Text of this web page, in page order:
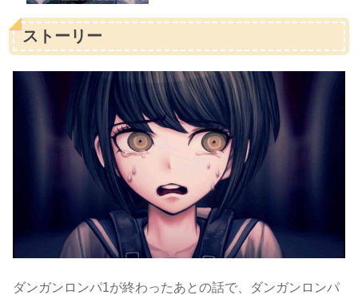
ストーリー
ダンガンロンパ1が終わったあとの話で、ダンガンロンパ